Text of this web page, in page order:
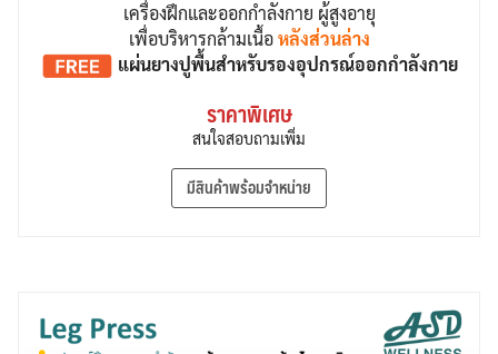
เครื่องฝึกและออกกำลังกาย ผู้สูงอายุ
เพื่อบริหารกล้ามเนื้อหลังส่วนล่าง
แผ่นยางปูพื้นสำหรับรองอุปกรณ์ออกกำลังกาย
ราคาพิเศษ
สนใจสอบถามเพิ่ม
มีสินค้าพร้อมจำหน่าย